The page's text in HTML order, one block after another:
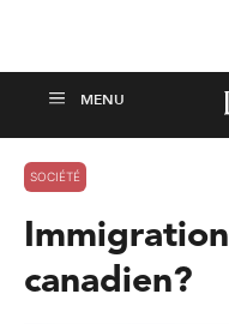
SOCIÉTÉ
canadien?